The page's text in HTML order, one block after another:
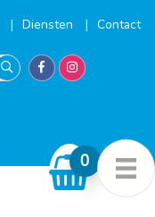
Diensten Contact